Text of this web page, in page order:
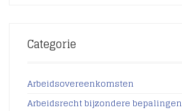
Categorie
Arbeidsovereenkomsten
Arbeidsrecht bijzondere bepalingen